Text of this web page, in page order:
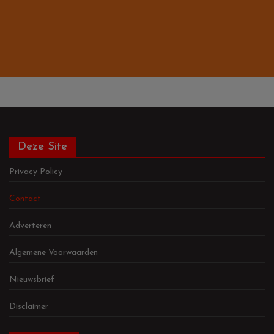
Deze Site
Privacy Policy
Contact
Adverteren
Algemene Voorwaarden
Nieuwsbrief
Disclaimer